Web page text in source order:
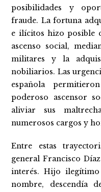
posibilidades y
fraude. La fortuna
e ilícitos hizo posible
ascenso social,
militares y la
nobiliarios. Las
española
poderoso ascensor
aliviar sus
numerosos cargos y
Entre estas
general Francisco
interés. Hijo
nombre, descendía